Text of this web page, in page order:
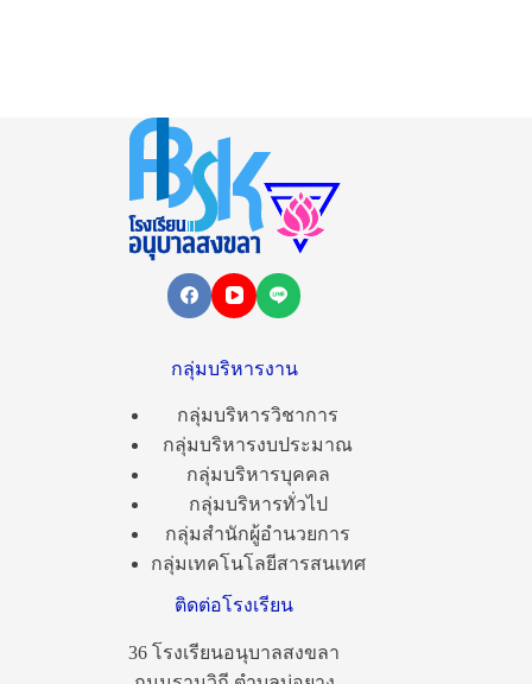
กลุ่มบริหารงาน
กลุ่มบริหารวิชาการ
กลุ่มบริหารงบประมาณ
กลุ่มบริหารบุคคล
กลุ่มบริหารทั่วไป
กลุ่มสำนักผู้อำนวยการ
กลุ่มเทคโนโลยีสารสนเทศ
ติดต่อโรงเรียน
36 โรงเรียนอนุบาลสงขลา